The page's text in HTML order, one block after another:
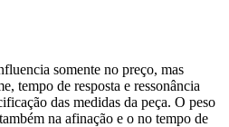
somente no preço, mas
tempo de resposta e ressonância
das medidas da peça. O peso
na afinação e o no tempo de